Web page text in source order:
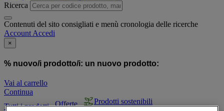
Ricerca
Contenuti del sito consigliati e menù cronologia delle ricerche
Account Accedi
×
% nuovo/i prodotto/i: un nuovo prodotto:
Vai al carrello
Continua
Tutti i prodotti
Offerte
Prodotti sostenibili